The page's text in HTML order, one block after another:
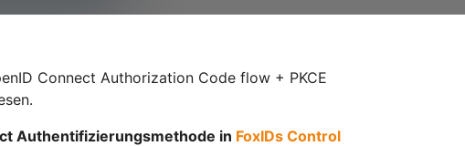
Connect Authorization Code flow + PKCE
Authentifizierungsmethode in FoxIDs Control